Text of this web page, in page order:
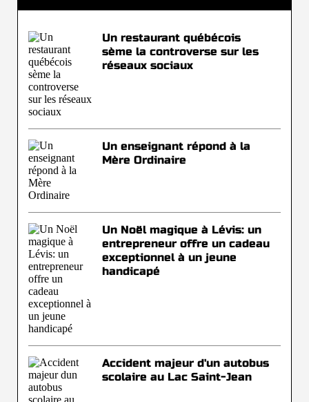
Un restaurant québécois
sème la controverse sur les
réseaux sociaux
Un enseignant répond à la
Mère Ordinaire
Un Noël magique à Lévis: un
entrepreneur offre un cadeau
exceptionnel à un jeune
handicapé
Accident majeur d'un autobus
scolaire au Lac Saint-Jean